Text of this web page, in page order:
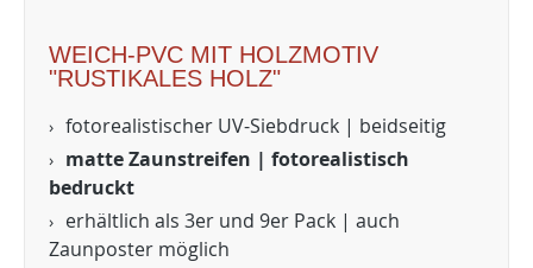
WEICH-PVC MIT HOLZMOTIV
"RUSTIKALES HOLZ"
fotorealistischer UV-Siebdruck | beidseitig
matte Zaunstreifen | fotorealistisch
bedruckt
erhältlich als 3er und 9er Pack | auch
Zaunposter möglich